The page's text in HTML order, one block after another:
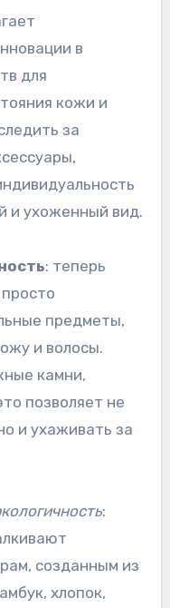
в
для
кожи и
за
и ухоженный вид.
: теперь
предметы,
и волосы.
камни,
позволяет не
и ухаживать за
:
созданным из
хлопок,